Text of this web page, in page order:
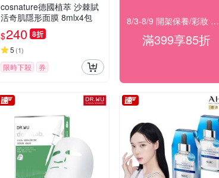
cosnature德國植萃 沙棘賦
活奇肌隱形面膜 8mlx4包
$240 8折
5 (1)
限時下殺 券
8/3-8/9 開架保養/彩妝 滿399結帳85折
滿399享85折